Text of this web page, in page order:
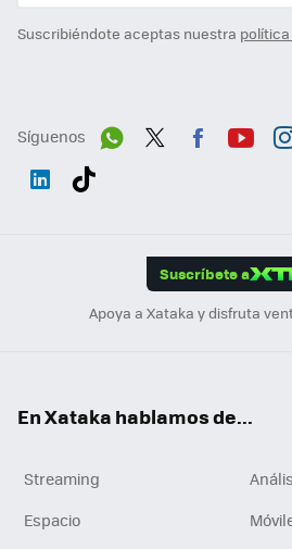
Suscribiéndote aceptas nuestra
Síguenos
Suscríbete a
Apoya a Xataka y disfruta
En Xataka hablamos de...
Streaming
Espacio